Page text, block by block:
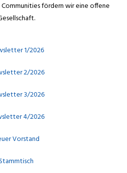
fördern wir eine offene
1/2026
2/2026
3/2026
4/2026
Vorstand